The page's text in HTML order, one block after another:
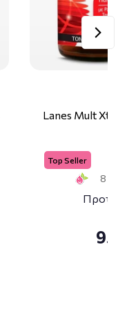
Lanes Mult
Top Seller
8